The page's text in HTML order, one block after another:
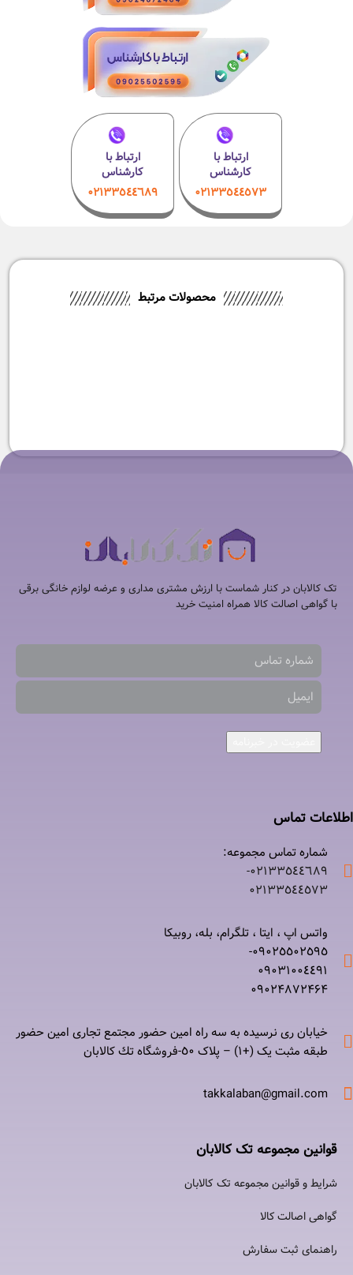
ارتباط با
کارشناس
۰٢١٣٣٥٤٤٥٧٣
ارتباط با
کارشناس
۰۲۱٣٣٥٤٤٦٨٩
محصولات مرتبط
تک کالابان در کنار شماست با ارزش مشتری مداری و عرضه لوازم خانگی برقی
با گواهی اصالت کالا همراه امنیت خرید
اطلاعات تماس
شماره تماس مجموعه:
۰۲۱٣٣٥٤٤٦٨٩-
۰٢١٣٣٥٤٤٥٧٣
واتس اپ ، ایتا ، تلگرام، بله، روبیکا
۰٩٠٢٥٥٠٢٥٩٥-
۰٩٠٣١٠٠٤٤٩١
۰٩٠٢۴۸۷٢۴۶۴
خیابان ری نرسيده به سه راه امين حضور مجتمع تجاری امين حضور
طبقه مثبت یک (+۱) – پلاک ٥٠-فروشگاه تك كالابان
takkalaban@gmail.com
قوانین مجموعه تک کالابان
شرایط و قوانین مجموعه تک کالابان
گواهی اصالت كالا
راهنمای ثبت سفارش